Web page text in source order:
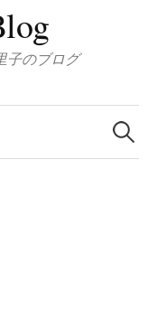
子のブログ
検
索: